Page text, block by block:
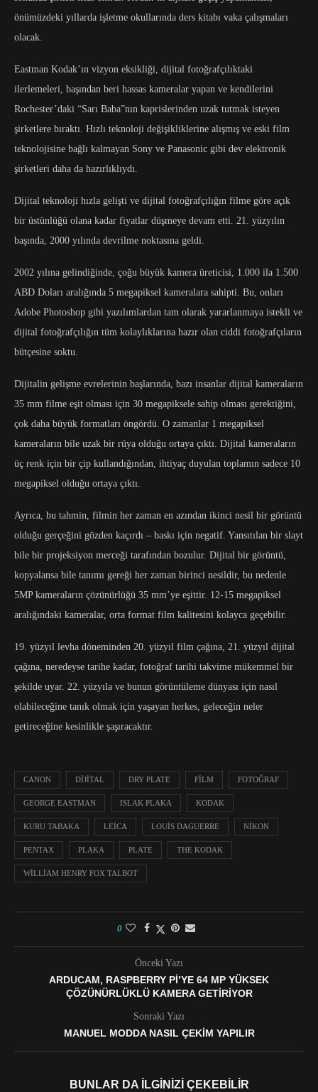
önümüzdeki yıllarda işletme okullarında ders kitabı vaka çalışmaları
olacak.
Eastman Kodak’ın vizyon eksikliği, dijital fotoğrafçılıktaki
ilerlemeleri, başından beri hassas kameralar yapan ve kendilerini
Rochester’daki “Sarı Baba”nın kaprislerinden uzak tutmak isteyen
şirketlere bıraktı. Hızlı teknoloji değişikliklerine alışmış ve eski film
teknolojisine bağlı kalmayan Sony ve Panasonic gibi dev elektronik
şirketleri daha da hazırlıklıydı.
Dijital teknoloji hızla gelişti ve dijital fotoğrafçılığın filme göre açık
bir üstünlüğü olana kadar fiyatlar düşmeye devam etti. 21. yüzyılın
başında, 2000 yılında devrilme noktasına geldi.
2002 yılına gelindiğinde, çoğu büyük kamera üreticisi, 1.000 ila 1.500
ABD Doları aralığında 5 megapiksel kameralara sahipti. Bu, onları
Adobe Photoshop gibi yazılımlardan tam olarak yararlanmaya istekli ve
dijital fotoğrafçılığın tüm kolaylıklarına hazır olan ciddi fotoğrafçıların
bütçesine soktu.
Dijitalin gelişme evrelerinin başlarında, bazı insanlar dijital kameraların
35 mm filme eşit olması için 30 megapiksele sahip olması gerektiğini,
çok daha büyük formatları öngördü. O zamanlar 1 megapiksel
kameraların bile uzak bir rüya olduğu ortaya çıktı. Dijital kameraların
üç renk için bir çip kullandığından, ihtiyaç duyulan toplamın sadece 10
megapiksel olduğu ortaya çıktı.
Ayrıca, bu tahmin, filmin her zaman en azından ikinci nesil bir görüntü
olduğu gerçeğini gözden kaçırdı – baskı için negatif. Yansıtılan bir slayt
bile bir projeksiyon merceği tarafından bozulur. Dijital bir görüntü,
kopyalansa bile tanımı gereği her zaman birinci nesildir, bu nedenle
5MP kameraların çözünürlüğü 35 mm’ye eşittir. 12-15 megapiksel
aralığındaki kameralar, orta format film kalitesini kolayca geçebilir.
19. yüzyıl levha döneminden 20. yüzyıl film çağına, 21. yüzyıl dijital
çağına, neredeyse tarihe kadar, fotoğraf tarihi takvime mükemmel bir
şekilde uyar. 22. yüzyıla ve bunun görüntüleme dünyası için nasıl
olabileceğine tanık olmak için yaşayan herkes, geleceğin neler
getireceğine kesinlikle şaşıracaktır.
CANON DIJITAL DRY PLATE FILM FOTOĞRAF
GEORGE EASTMAN ISLAK PLAKA KODAK
KURU TABAKA LEICA LOUIS DAGUERRE NIKON
PENTAX PLAKA PLATE THE KODAK
WILLIAM HENRY FOX TALBOT
0
Önceki Yazı
ARDUCAM, RASPBERRY PI’YE 64 MP YÜKSEK
ÇÖZÜNÜRLÜKLÜ KAMERA GETIRIYOR
Sonraki Yazı
MANUEL MODDA NASIL ÇEKIM YAPILIR
BUNLAR DA İLGINIZI ÇEKEBILIR